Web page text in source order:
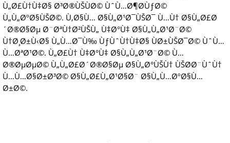
Ù„Ø£Ù†Ù‡Ø§ Ø³Ø®ÙŠÙØ© ÙˆÙ…Ø¶Ø­ÙƒØ©
Ù„Ù„ØºØ§ÙŠØ©. Ù‚Ø§Ù… Ø§Ù„Ø¹Ø¯ÙŠØ¯ Ù…Ù† Ø§Ù„Ø£Ø
´Ø®Ø§Øµ Ø¨ØªÙ†Ø²ÙŠÙ„ Ù‡Ø°Ù‡ Ø§Ù„Ù„Ø¹Ø¨Ø©
Ù†Ø¸Ø±Ù‹Ø§ Ù„Ù…Ø¯Ù‰ ÙƒÙˆÙ†Ù‡Ø§ ÙØ±ÙŠØ¯Ø© ÙˆÙ…
Ù…ØªØ¹Ø©. Ù„Ø£Ù† Ù‡Ø°Ù‡ Ø§Ù„Ù„Ø¹Ø¨Ø© Ù…
Ø®ØµØµØ© Ù„Ù„Ø£Ø´Ø®Ø§Øµ Ø§Ù„Ø°ÙŠÙ† ÙŠØ­Ø¨ÙˆÙ†
Ù…Ù…Ø§Ø±Ø³Ø© Ø§Ù„Ø£Ù„Ø¹Ø§Ø¨ Ø§Ù„Ù…ØºØ§Ù…
Ø±Ø©.